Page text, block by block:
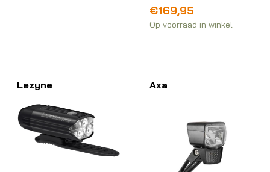
€169,95
Op voorraad in winkel
Lezyne Axa